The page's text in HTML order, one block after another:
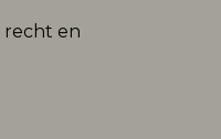
recht en